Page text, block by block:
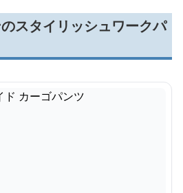
スタイリッシュワークパ